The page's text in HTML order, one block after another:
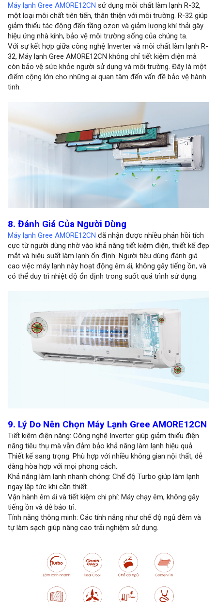
Máy lạnh Gree AMORE12CN sử dụng môi chất làm lạnh R-32,
một loại môi chất tiên tiến, thân thiện với môi trường. R-32 giúp
giảm thiểu tác động đến tầng ozon và giảm lượng khí thải gây
hiệu ứng nhà kính, bảo vệ môi trường sống của chúng ta.
Với sự kết hợp giữa công nghệ Inverter và môi chất làm lạnh R-
32, Máy lạnh Gree AMORE12CN không chỉ tiết kiệm điện mà
còn bảo vệ sức khỏe người sử dụng và môi trường. Đây là một
điểm cộng lớn cho những ai quan tâm đến vấn đề bảo vệ hành
tinh.
8. Đánh Giá Của Người Dùng
Máy lạnh Gree AMORE12CN đã nhận được nhiều phản hồi tích
cực từ người dùng nhờ vào khả năng tiết kiệm điện, thiết kế đẹp
mắt và hiệu suất làm lạnh ổn định. Người tiêu dùng đánh giá
cao việc máy lạnh này hoạt động êm ái, không gây tiếng ồn, và
có thể duy trì nhiệt độ ổn định trong suốt quá trình sử dụng.
9. Lý Do Nên Chọn Máy Lạnh Gree AMORE12CN
Tiết kiệm điện năng: Công nghệ Inverter giúp giảm thiểu điện
năng tiêu thụ mà vẫn đảm bảo khả năng làm lạnh hiệu quả.
Thiết kế sang trọng: Phù hợp với nhiều không gian nội thất, dễ
dàng hòa hợp với mọi phong cách.
Khả năng làm lạnh nhanh chóng: Chế độ Turbo giúp làm lạnh
ngay lập tức khi cần thiết.
Vận hành êm ái và tiết kiệm chi phí: Máy chạy êm, không gây
tiếng ồn và dễ bảo trì.
Tính năng thông minh: Các tính năng như chế độ ngủ đêm và
tự làm sạch giúp nâng cao trải nghiệm sử dụng.